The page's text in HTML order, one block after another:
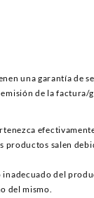
una garantía de
de la factura/
productos salen
inadecuado del
del mismo.